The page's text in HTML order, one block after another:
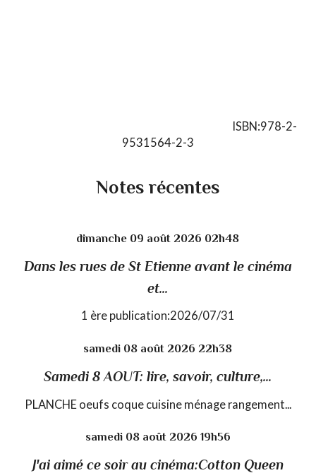
ISBN:978-2-
9531564-2-3
Notes récentes
dimanche 09 août 2026 02h48
Dans les rues de St Etienne avant le cinéma
et...
1 ère publication:2026/07/31
samedi 08 août 2026 22h38
Samedi 8 AOUT: lire, savoir, culture,...
PLANCHE oeufs coque cuisine ménage rangement...
samedi 08 août 2026 19h56
J'ai aimé ce soir au cinéma:Cotton Queen